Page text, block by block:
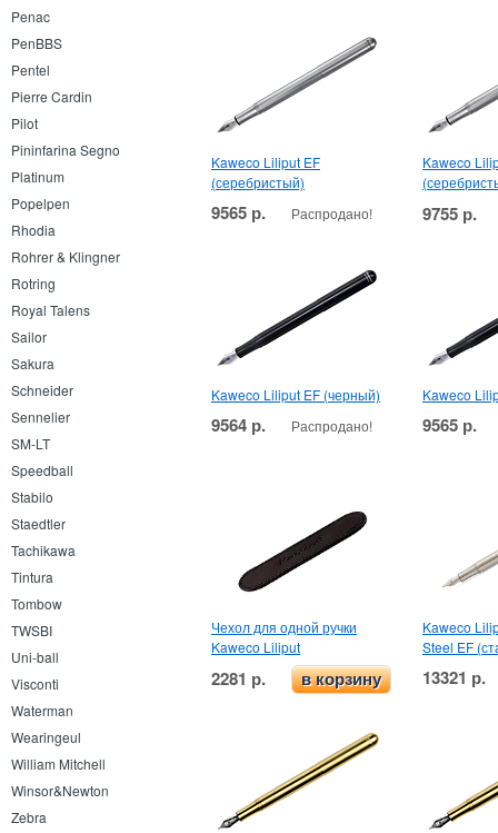
Penac
PenBBS
Pentel
Pierre Cardin
Pilot
Pininfarina Segno
Platinum
Popelpen
Rhodia
Rohrer & Klingner
Rotring
Royal Talens
Sailor
Sakura
Schneider
Sennelier
SM-LT
Speedball
Stabilo
Staedtler
Tachikawa
Tintura
Tombow
TWSBI
Uni-ball
Visconti
Waterman
Wearingeul
William Mitchell
Winsor&Newton
Zebra
Kaweco Liliput EF
(серебристый)
9565 р. Распродано!
Kaweco
9755 р.
Kaweco Liliput EF (черный)
9564 р. Распродано!
Kaweco
9565 р.
Чехол для одной ручки
Kaweco Liliput
2281 р. в корзину
Kaweco
Steel EF
13321 р.